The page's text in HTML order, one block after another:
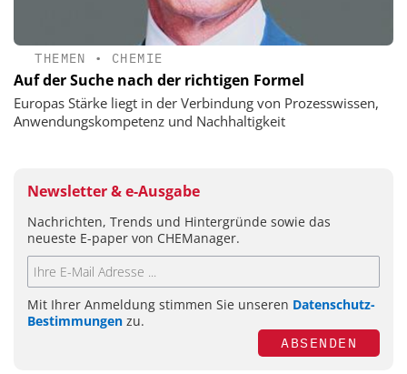
THEMEN • CHEMIE
Auf der Suche nach der richtigen Formel
Europas Stärke liegt in der Verbindung von Prozesswissen,
Anwendungskompetenz und Nachhaltigkeit
Newsletter & e-Ausgabe
Nachrichten, Trends und Hintergründe sowie das
neueste E-paper von CHEManager.
Mit Ihrer Anmeldung stimmen Sie unseren Datenschutz-
Bestimmungen zu.
ABSENDEN